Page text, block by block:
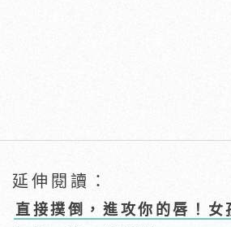
延伸閱讀：
直接撲倒，進攻你的唇！女